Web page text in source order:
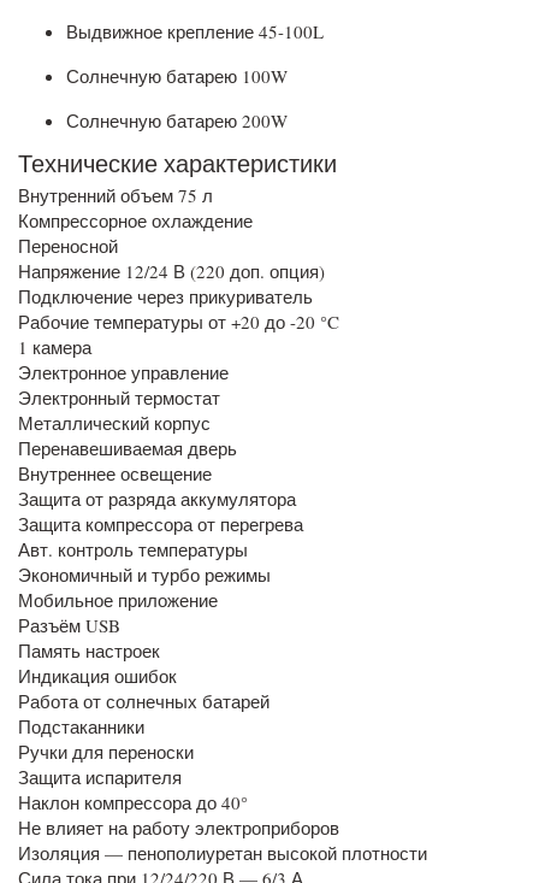
Выдвижное крепление 45-100L
Солнечную батарею 100W
Солнечную батарею 200W
Технические характеристики
Внутренний объем 75 л
Компрессорное охлаждение
Переносной
Напряжение 12/24 В (220 доп. опция)
Подключение через прикуриватель
Рабочие температуры от +20 до -20 °C
1 камера
Электронное управление
Электронный термостат
Металлический корпус
Перенавешиваемая дверь
Внутреннее освещение
Защита от разряда аккумулятора
Защита компрессора от перегрева
Авт. контроль температуры
Экономичный и турбо режимы
Мобильное приложение
Разъём USB
Память настроек
Индикация ошибок
Работа от солнечных батарей
Подстаканники
Ручки для переноски
Защита испарителя
Наклон компрессора до 40°
Не влияет на работу электроприборов
Изоляция — пенополиуретан высокой плотности